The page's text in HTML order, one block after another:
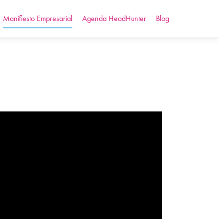
Manifiesto Empresarial Agenda HeadHunter Blog